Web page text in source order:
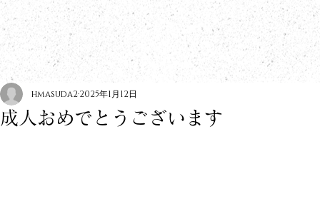
​information
成人おめでとうございます
hmasuda22025年1月12日